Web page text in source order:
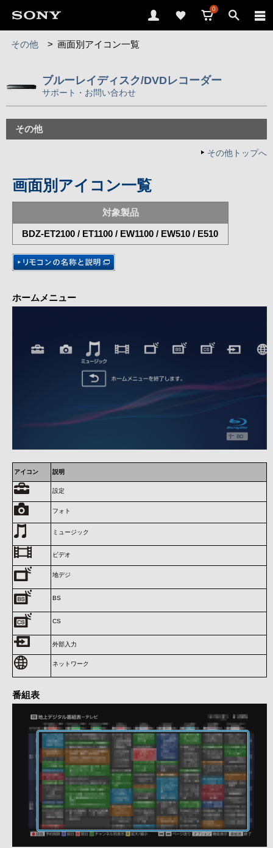
0
その他 > 画面別アイコン一覧
ブルーレイディスク/DVDレコーダー
サポート・お問い合わせ
その他
その他トップへ
画面別アイコン一覧
対象製品
BDZ-ET2100 / ET1100 / EW1100 / EW510 / E510
ホームメニュー
アイコン 説明
設定
フォト
ミュージック
ビデオ
地デジ
BS
CS
外部入力
ネットワーク
番組表